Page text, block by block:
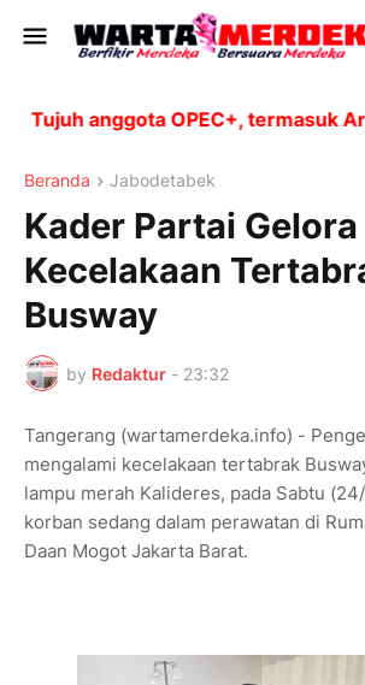
anggota OPEC+, termasuk
Beranda Jabodetabek
Kader Partai
Kecelakaan
Busway
by Redaktur - 23:32
Tangerang (wartamerdeka.info) -
mengalami kecelakaan tertabrak
lampu merah Kalideres, pada Sabtu
korban sedang dalam perawatan di
Daan Mogot Jakarta Barat.